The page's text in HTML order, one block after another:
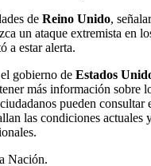
de Reino Unido,
un ataque extremista en
a estar alerta.
gobierno de Estados
más información sobre
pueden
las condiciones actuales
Nación.